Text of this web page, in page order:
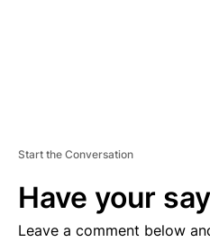
Start the Conversation
Have your
Leave a comment below